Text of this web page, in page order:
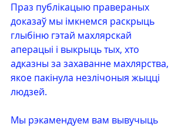
Праз публікацыю правераных
доказаў мы імкнемся раскрыць
глыбіню гэтай махлярскай
аперацыі і выкрыць тых, хто
адказны за захаванне махлярства,
якое пакінула незлічоныя жыцці
людзей.
Мы рэкамендуем вам вывучыць